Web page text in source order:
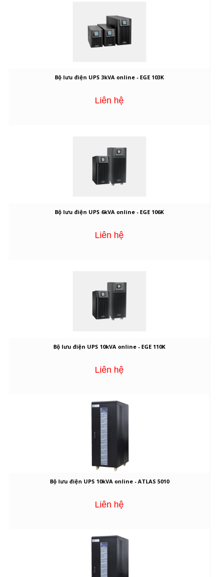
Bộ lưu điện UPS 3kVA online - EGE 103K
Liên hệ
Bộ lưu điện UPS 6kVA online - EGE 106K
Liên hệ
Bộ lưu điện UPS 10kVA online - EGE 110K
Liên hệ
Bộ lưu điện UPS 10kVA online - ATLAS 5010
Liên hệ